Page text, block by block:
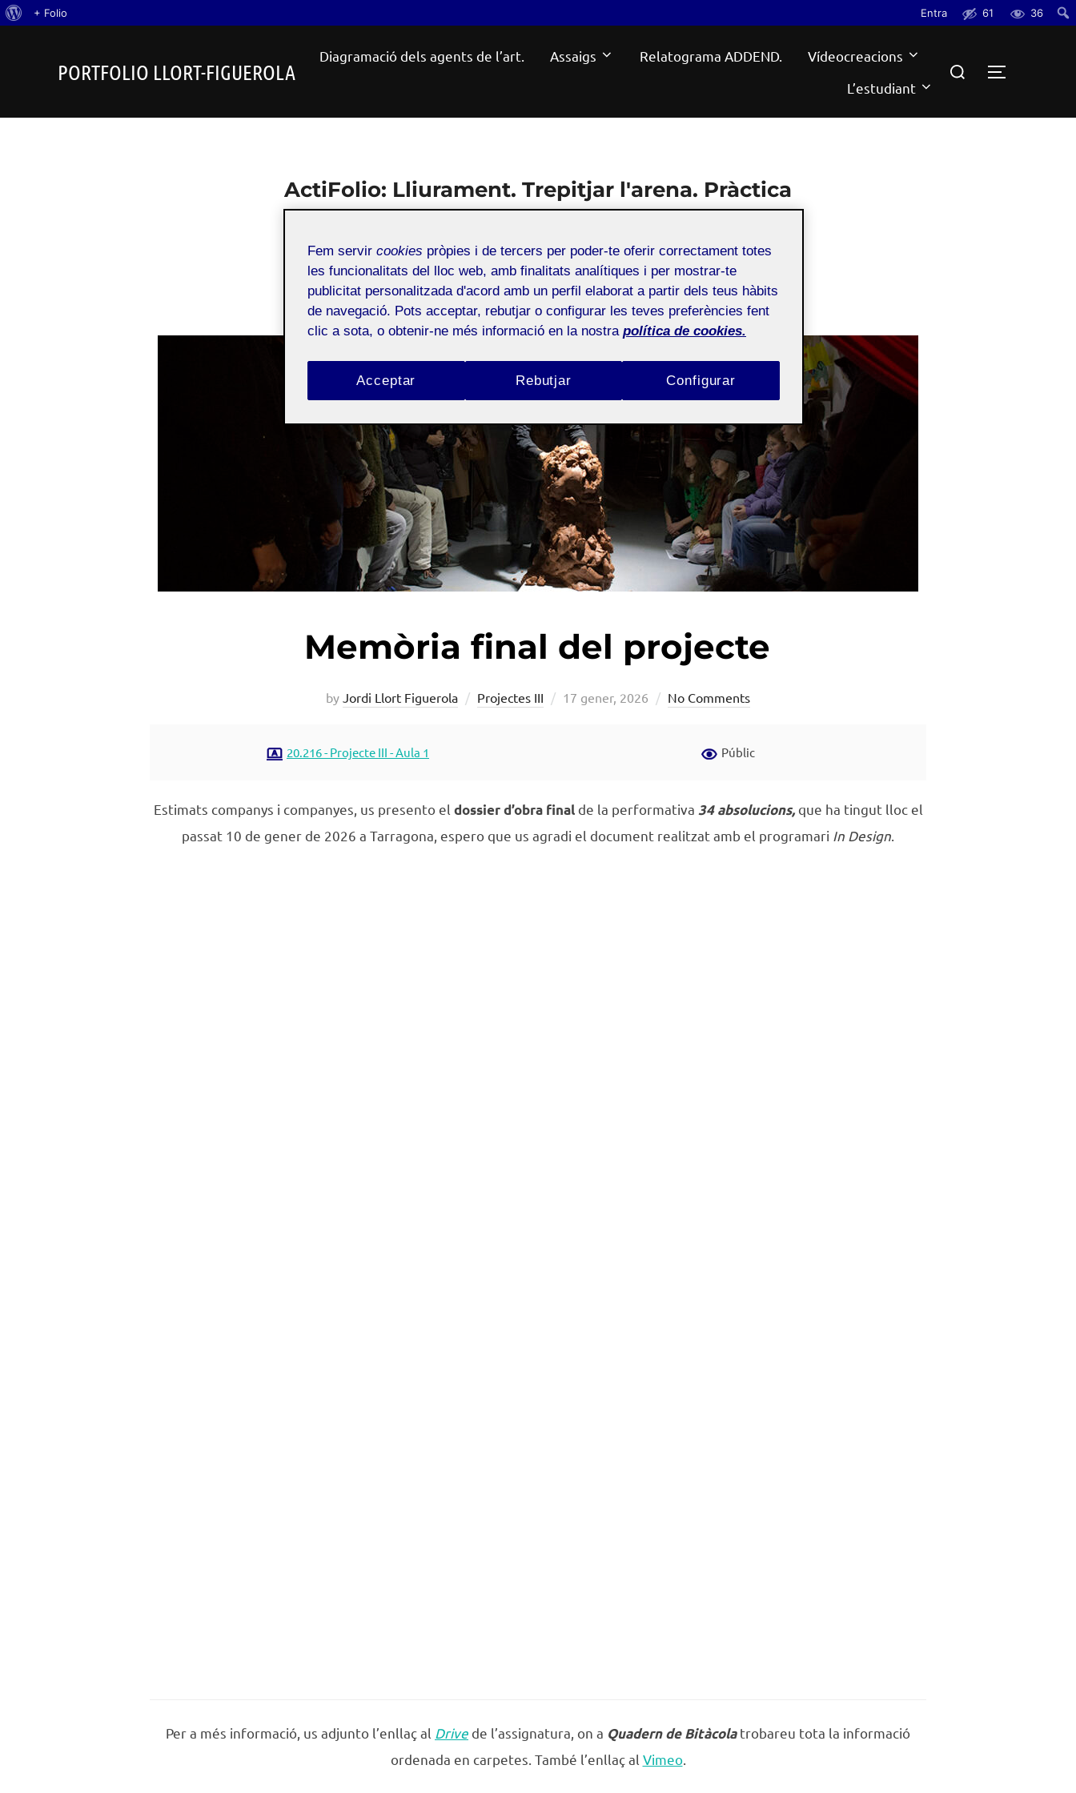
Quant
WordPress
+ Folio Entra 61
36
PORTFOLIO LLORT-FIGUEROLA
Diagramació dels agents de l’art. Assaigs Relatograma ADDEND.
Vídeocreacions
L’estudiant
Search
TOGGLE
ActiFolio: Lliurament. Trepitjar l'arena. Pràctica
Lliurament. Trepitjar l’arena. Pràctica
Memòria final del projecte
by Jordi Llort Figuerola Projectes III
Posted
17 gener, 2026 No Comments
20.216 - Projecte III - Aula 1 Públic
Estimats companys i companyes, us presento el dossier d’obra finalde la performativa 34 absolucions,que ha tingut lloc el
passat 10 de gener de 2026 a Tarragona, espero que us agradi el document realitzat amb el programari In Design
Per a més informació, us adjunto l’enllaç al Drive de l’assignatura, on a Quadern de Bitàcolatrobareu tota la informació
ordenada en carpetes. També l’enllaç al Vimeo.
Fem servir cookies pròpies i de tercers per poder-te oferir correctament totes
les funcionalitats del lloc web, amb finalitats analítiques i per mostrar-te
publicitat personalitzada d'acord amb un perfil elaborat a partir dels teus hàbits
de navegació. Pots acceptar, rebutjar o configurar les teves preferències fent
clic a sota, o obtenir-ne més informació en la nostra política de cookies.
Rebutjar
Acceptar Configurar